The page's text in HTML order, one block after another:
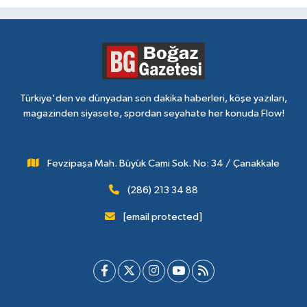
Türkiye'den ve dünyadan son dakika haberleri, köşe yazıları,
magazinden siyasete, spordan seyahate her konuda Flow!
Fevzipaşa Mah. Büyük Cami Sok. No: 34 / Çanakkale
(286) 213 34 88
[email protected]